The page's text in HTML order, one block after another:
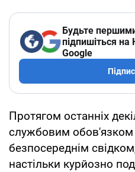
Будьте
підпишіться на
Google
Протягом останніх
службовим обов'язком
безпосереднім
настільки курйозно